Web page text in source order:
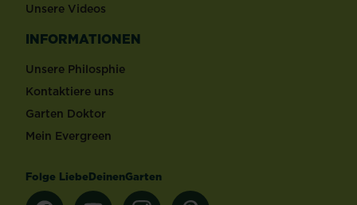
Unsere Videos
INFORMATIONEN
Unsere Philosphie
Kontaktiere uns
Garten Doktor
Mein Evergreen
Folge LiebeDeinenGarten